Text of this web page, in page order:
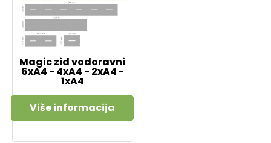
Magic zid vodoravni
6xA4 - 4xA4 - 2xA4 -
1xA4
Više informacija